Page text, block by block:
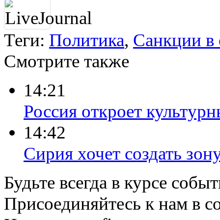
Минобороны:
Российский
истребитель не
нарушал
воздушное
пространство Э...
Инфляция в
превысить 8%
​В скором времени
Китай и Россия
подпишут
контракту на
поставку новейш...
Игорь Стрелков:
Киев готовит
крупнейшим по...
Владимиром
Соловьевым. Эфир
Теги: Политика, Санкции в
Смотрите также
14:21
Россия откроет
14:42
Сирия хочет создать
Будьте всегда в курсе
Присоединяйтесь к нам в